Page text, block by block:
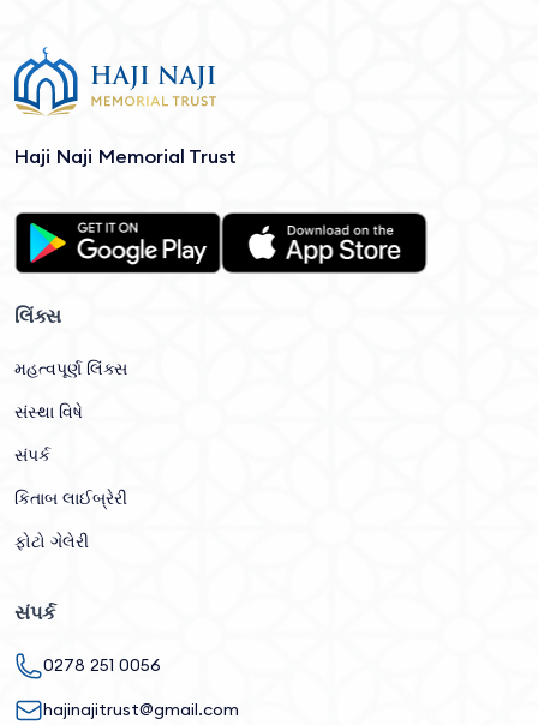
Haji Naji Memorial Trust
લિંક્સ
મહત્વપૂર્ણ લિંક્સ
સંસ્થા વિષે
સંપર્ક
કિતાબ લાઈબ્રેરી
ફોટો ગેલેરી
સંપર્ક
0278 251 0056
hajinajitrust@gmail.com